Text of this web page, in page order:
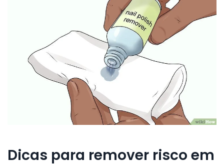
Dicas para remover risco em